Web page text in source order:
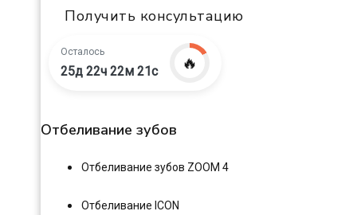
Получить консультацию
Осталось
25д 22ч 22м 20с 🔥
Отбеливание зубов
Отбеливание зубов ZOOM 4
Отбеливание ICON